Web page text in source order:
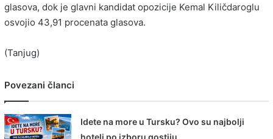
glasova, dok je glavni kandidat opozicije Kemal Kiličdaroglu
osvojio 43,91 procenata glasova.
(Tanjug)
Povezani članci
Idete na more u Tursku? Ovo su najbolji
hoteli po izboru gostiju